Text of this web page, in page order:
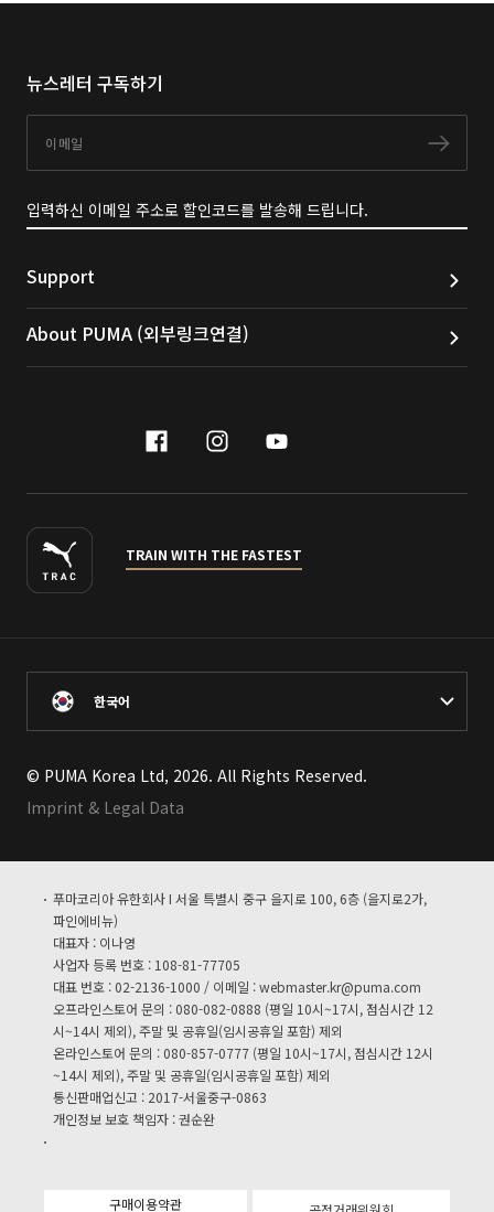
뉴스레터 구독하기
구독
입력하신 이메일 주소로 할인코드를 발송해 드립니다.
Support
About PUMA (외부링크연결)
facebook
instagram
youtube
TRAIN WITH THE FASTEST
한국어
© PUMA Korea Ltd, 2026. All Rights Reserved.
Imprint & Legal Data
푸마코리아 유한회사 I 서울 특별시 중구 을지로 100, 6층 (을지로2가,
파인에비뉴)
대표자 : 이나영
사업자 등록 번호 : 108-81-77705
대표 번호 : 02-2136-1000 / 이메일 :webmaster.kr@puma.com
오프라인스토어 문의 : 080-082-0888 (평일 10시~17시, 점심시간 12
시~14시 제외), 주말 및 공휴일(임시공휴일 포함) 제외
온라인스토어 문의 : 080-857-0777 (평일 10시~17시, 점심시간 12시
~14시 제외), 주말 및 공휴일(임시공휴일 포함) 제외
통신판매업신고 : 2017-서울중구-0863
개인정보 보호 책임자 : 권순완
구매이용약관